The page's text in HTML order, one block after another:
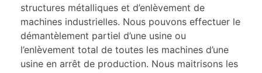
structures métalliques et d’enlèvement de
machines industrielles. Nous pouvons effectuer le
démantèlement partiel d’une usine ou
l’enlèvement total de toutes les machines d’une
usine en arrêt de production. Nous maitrisons les